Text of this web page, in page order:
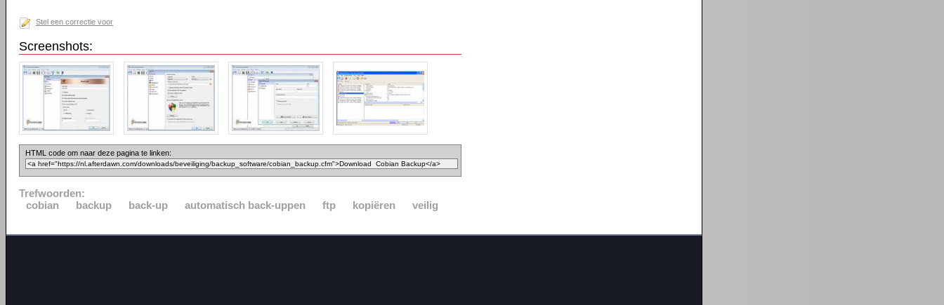
Stel een correctie voor
Screenshots:
HTML code om naar deze pagina te linken:
Trefwoorden:
cobian
backup back-up automatisch back-uppen ftp kopiëren veilig